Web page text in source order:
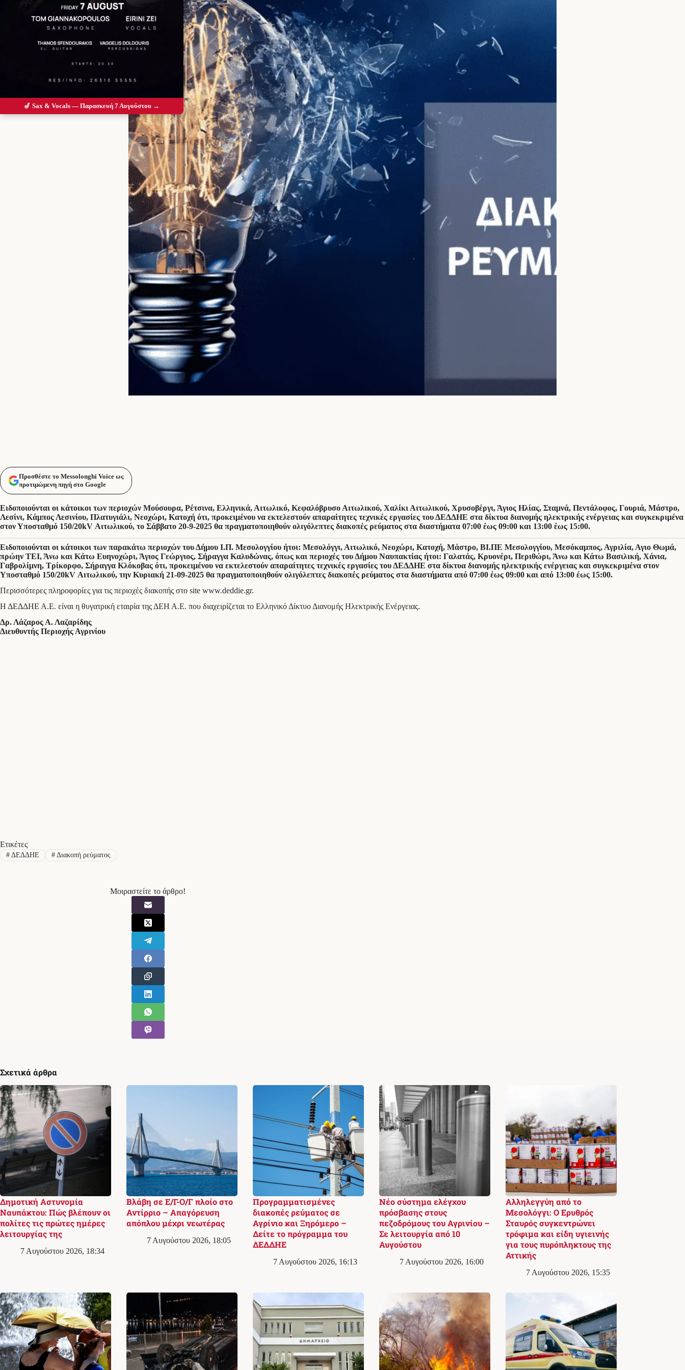
Προσθέστε το Messolonghi Voice ως
προτιμώμενη πηγή στο Google
Ειδοποιούνται οι κάτοικοι των περιοχών Μούσουρα, Ρέτσινα, Ελληνικά, Αιτωλικό, Κεφαλόβρυσο Αιτωλικού, Χαλίκι Αιτωλικού, Χρυσοβέργι, Άγιος Ηλίας, Σταμνά, Πεντάλοφος, Γουριά, Μάστρο,
Λεσίνι, Κάμπος Λεσινίου, Πλατυγιάλι, Νεοχώρι, Κατοχή ότι, προκειμένου να εκτελεστούν απαραίτητες τεχνικές εργασίες του ΔΕΔΔΗΕ στα δίκτυα διανομής ηλεκτρικής ενέργειας και συγκεκριμένα
στον Υποσταθμό 150/20kV Αιτωλικού, το Σάββατο 20-9-2025 θα πραγματοποιηθούν ολιγόλεπτες διακοπές ρεύματος στα διαστήματα 07:00 έως 09:00 και 13:00 έως 15:00.
Ειδοποιούνται οι κάτοικοι των παρακάτω περιοχών του Δήμου Ι.Π. Μεσολογγίου ήτοι: Μεσολόγγι, Αιτωλικό, Νεοχώρι, Κατοχή, Μάστρο, ΒΙ.ΠΕ Μεσολογγίου, Μεσόκαμπος, Αγριλία, Αγιο Θωμά,
πρώην ΤΕΙ, Άνω και Κάτω Ευηνοχώρι, Άγιος Γεώργιος, Σήραγγα Καλυδώνας, όπως και περιοχές του Δήμου Ναυπακτίας ήτοι: Γαλατάς, Κρυονέρι, Περιθώρι, Άνω και Κάτω Βασιλική, Χάνια,
Γαβρολίμνη, Τρίκορφο, Σήραγγα Κλόκοβας ότι, προκειμένου να εκτελεστούν απαραίτητες τεχνικές εργασίες του ΔΕΔΔΗΕ στα δίκτυα διανομής ηλεκτρικής ενέργειας και συγκεκριμένα στον
Υποσταθμό 150/20kV Αιτωλικού, την Κυριακή 21-09-2025 θα πραγματοποιηθούν ολιγόλεπτες διακοπές ρεύματος στα διαστήματα από 07:00 έως 09:00 και από 13:00 έως 15:00.
Περισσότερες πληροφορίες για τις περιοχές διακοπής στο site www.deddie.gr.
Η ΔΕΔΔΗΕ Α.Ε. είναι η θυγατρική εταιρία της ΔΕΗ Α.Ε. που διαχειρίζεται το Ελληνικό Δίκτυο Διανομής Ηλεκτρικής Ενέργειας.
Δρ. Λάζαρος Α. Λαζαρίδης
Διευθυντής Περιοχής Αγρινίου
Ετικέτες
#ΔΕΔΔΗΕ #Διακοπή ρεύματος
Μοιραστείτε το άρθρο!
Σχετικά άρθρα
Δημοτική Αστυνομία
Ναυπάκτου: Πώς βλέπουν οι
πολίτες τις πρώτες ημέρες
λειτουργίας της
7 Αυγούστου 2026, 18:34
Βλάβη σε Ε/Γ-Ο/Γ πλοίο στο
Αντίρριο – Απαγόρευση
απόπλου μέχρι νεωτέρας
7 Αυγούστου 2026, 18:05
Προγραμματισμένες
διακοπές ρεύματος σε
Αγρίνιο και Ξηρόμερο –
Δείτε το πρόγραμμα του
ΔΕΔΔΗΕ
7 Αυγούστου 2026, 16:13
Νέο σύστημα ελέγχου
πρόσβασης στους
πεζοδρόμους του Αγρινίου –
Σε λειτουργία από 10
Αυγούστου
7 Αυγούστου 2026, 16:00
Αλληλεγγύη από το
Μεσολόγγι: Ο Ερυθρός
Σταυρός συγκεντρώνει
τρόφιμα και είδη υγιεινής
για τους πυρόπληκτους της
Αττικής
7 Αυγούστου 2026, 15:35
🎷 Sax & Vocals — Παρασκευή 7 Αυγούστου →